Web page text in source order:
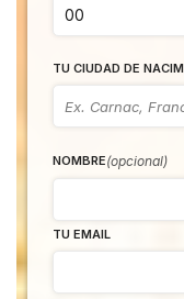
TU CIUDAD DE
NOMBRE(opcional)
TU EMAIL